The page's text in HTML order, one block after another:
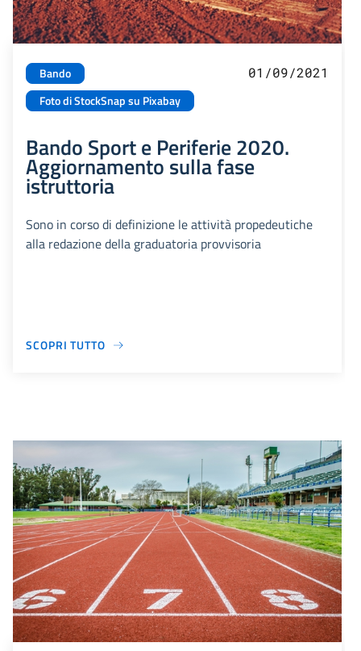
Bando
Foto di StockSnap su Pixabay
01/09/2021
Bando Sport e Periferie 2020.
Aggiornamento sulla fase
istruttoria
Sono in corso di definizione le attività propedeutiche
alla redazione della graduatoria provvisoria
SCOPRI TUTTO